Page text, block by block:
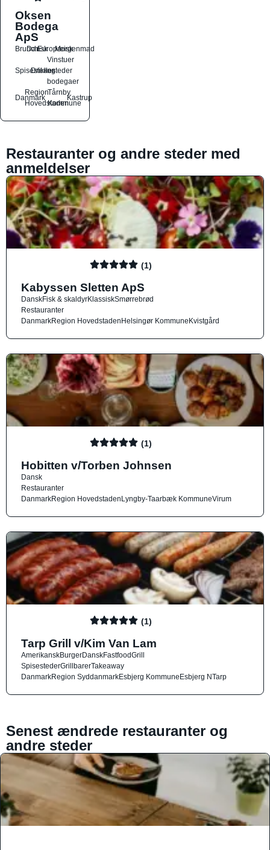
Oksen
Bodega
ApS
Brunch
DanskEuropæiskMorgenmad
Spisesteder
Drikkesteder
Vinstuer
og
bodegaer
Danmark
Region
Hovedstaden
Tårnby
Kommune
Kastrup
Restauranter og andre steder med
anmeldelser
(1)
Kabyssen Sletten ApS
DanskFisk & skaldyrKlassiskSmørrebrød
Restauranter
DanmarkRegion HovedstadenHelsingør KommuneKvistgård
(1)
Hobitten v/Torben Johnsen
Dansk
Restauranter
DanmarkRegion HovedstadenLyngby-Taarbæk KommuneVirum
(1)
Tarp Grill v/Kim Van Lam
AmerikanskBurgerDanskFastfoodGrill
SpisestederGrillbarerTakeaway
DanmarkRegion SyddanmarkEsbjerg KommuneEsbjerg NTarp
Senest ændrede restauranter og
andre steder